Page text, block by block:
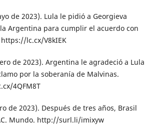
de 2023). Lula le pidió a Georgieva
Argentina para cumplir el acuerdo con
lc.cx/V8kIEK
de 2023). Argentina le agradeció a Lula
por la soberanía de Malvinas.
4QFM8T
de 2023). Después de tres años, Brasil
Mundo. http://surl.li/imixyw